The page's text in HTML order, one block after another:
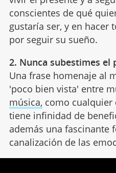
conscientes de qué
gustaría ser, y en hacer
por seguir su sueño.
2. Nunca subestimes el
Una frase homenaje al
'poco bien vista' entre
música, como cualquier
tiene infinidad de
además una fascinante
canalización de las